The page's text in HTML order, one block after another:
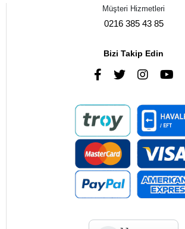
Müşteri Hizmetleri
0216 385 43 85
Bizi Takip Edin